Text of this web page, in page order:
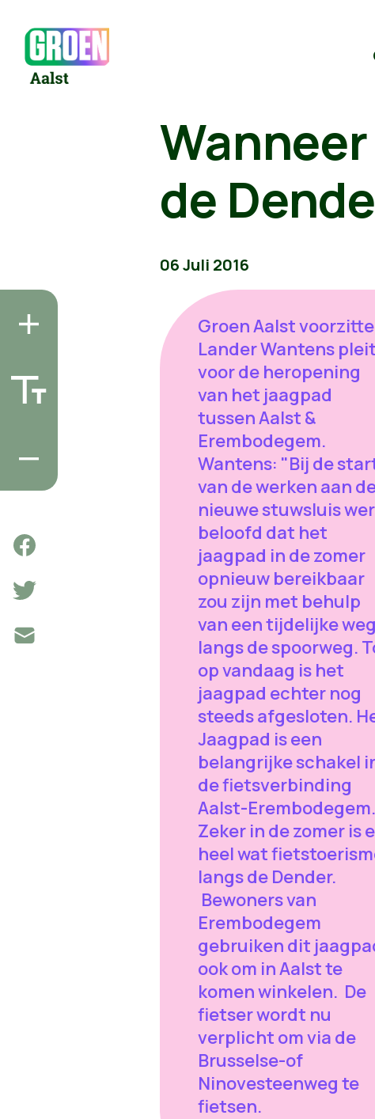
de
06 Juli 2016
Groen Aalst
Lander Wantens pleit
voor de heropening
van het jaagpad
tussen Aalst &
Erembodegem.
Wantens: "Bij de
van de werken aan
nieuwe stuwsluis
beloofd dat het
jaagpad in de zomer
opnieuw bereikbaar
zou zijn met behulp
van een tijdelijke weg
langs de spoorweg.
op vandaag is het
jaagpad echter nog
steeds afgesloten.
Jaagpad is een
belangrijke schakel
de fietsverbinding
Aalst-Erembodegem.
Zeker in de zomer is
heel wat
langs de Dender.
Bewoners van
Erembodegem
gebruiken dit
ook om in Aalst te
komen winkelen. De
fietser wordt nu
verplicht om via de
Brusselse-of
Ninovesteenweg te
fietsen.